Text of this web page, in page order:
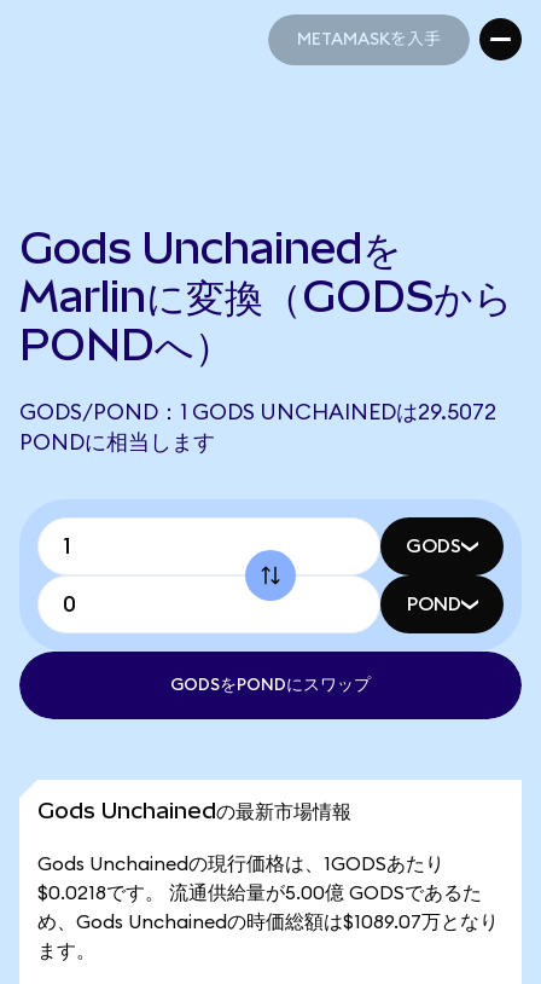
METAMASKを入手
Gods Unchainedを
Marlinに変換（GODSから
PONDへ）
GODS/POND：1 GODS UNCHAINEDは29.5072
PONDに相当します
GODS
POND
GODSをPONDにスワップ
Gods Unchainedの最新市場情報
Gods Unchainedの現行価格は、1GODSあたり
$0.0218です。 流通供給量が5.00億 GODSであるた
め、Gods Unchainedの時価総額は$1089.07万となり
ます。